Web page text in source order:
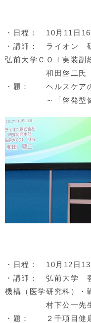
・日程： 10月11日
・講師： ライオン
弘前大学ＣＯＩ実装副
和田啓二氏
・題： ヘルスケア
～「啓発型健診
・日程： 10月12日
・講師： 弘前大学
機構（医学研究科）・
村下公一先
・題： ２千項目健